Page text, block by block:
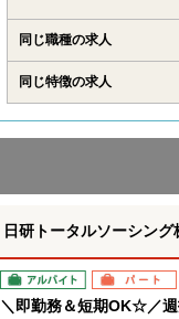
同じ職種の求人
同じ特徴の求人
日研トータルソーシン
アルバイト パート
＼即勤務＆短期OK☆／